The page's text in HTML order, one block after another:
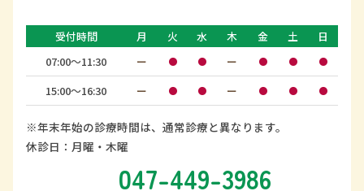
受付時間 月 火 水 木 金 土
日
07:00〜11:30
ー ● ● ー ● ● ●
15:00〜16:30 ー ● ● ー ● ● ●
※年末年始の診療時間は、通常診療と異なります。
休診日：月曜・木曜
047-449-3986